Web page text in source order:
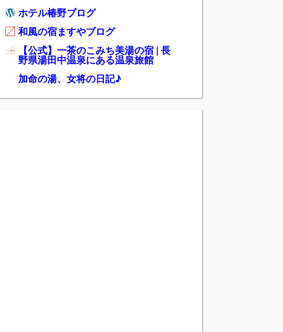
ホテル椿野ブログ
和風の宿ますやブログ
【公式】一茶のこみち美湯の宿 | 長
野県湯田中温泉にある温泉旅館
加命の湯、女将の日記♪